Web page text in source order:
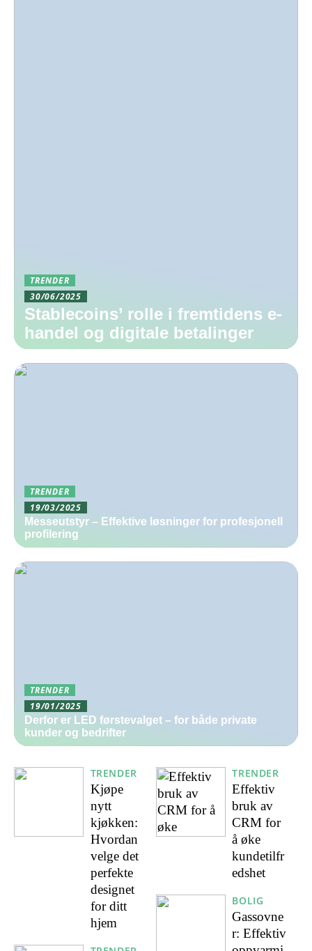
TRENDER
30/06/2025
Stablecoins’ rolle i fremtidens e-
handel og digitale betalinger
TRENDER
19/03/2025
Messeutstyr – Effektive løsninger for profesjonell
profilering
TRENDER
19/01/2025
Derfor er LED førstevalget – for både private
kunder og bedrifter
TRENDER
Kjøpe
nytt
kjøkken:
Hvordan
velge det
perfekte
designet
for ditt
hjem
TRENDER
Effektiv
bruk av
CRM for
å øke
kundetilfr
edshet
BOLIG
Gassovne
r: Effektiv